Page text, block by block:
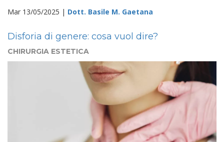
Mar 13/05/2025 | Dott. Basile M. Gaetana
Disforia di genere: cosa vuol dire?
CHIRURGIA ESTETICA